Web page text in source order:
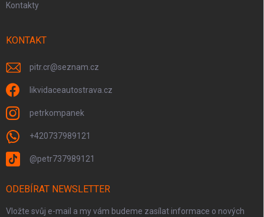
Kontakty
KONTAKT
pitr.cr@seznam.cz
likvidaceautostrava.cz
petrkompanek
+420737989121
@petr737989121
ODEBÍRAT NEWSLETTER
Vložte svůj e-mail a my vám budeme zasílat informace o nových